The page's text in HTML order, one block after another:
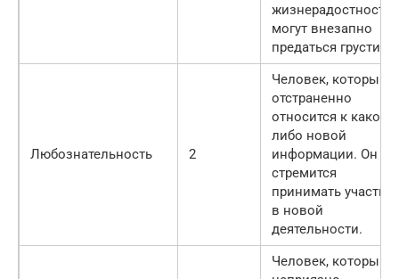
жизнерадостности
могут внезапно
предаться грусти.
Любознательность 2
Человек, который
отстраненно
относится к какой-
либо новой
информации. Он не
стремится
принимать участие
в новой
деятельности.
Человек, который